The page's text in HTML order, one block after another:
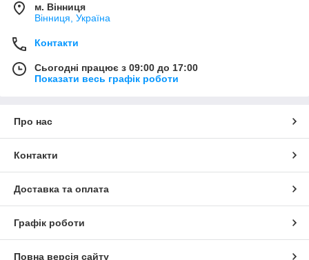
м. Вінниця
Вінниця, Україна
Контакти
Сьогодні працює з 09:00 до 17:00
Показати весь графік роботи
Про нас
Контакти
Доставка та оплата
Графік роботи
Повна версія сайту